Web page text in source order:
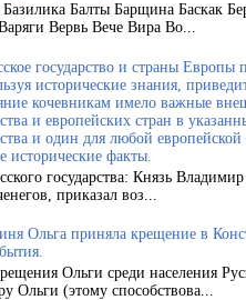
Балты Барщина Баскак
Вервь Вече Вира Во...
государство и страны Европы
исторические знания,
кочевникам имело важные
и европейских стран в
и один для любой
исторические факты.
государства: Князь
приказал воз...
Ольга приняла крещение в
Ольги среди населения
Ольги (этому способствова...